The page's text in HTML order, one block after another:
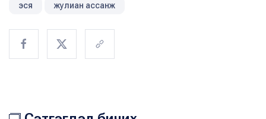
эся жулиан ассанж